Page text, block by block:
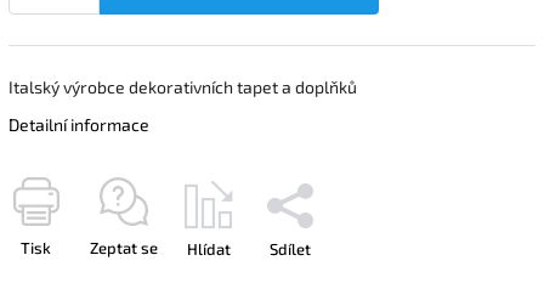
Italský výrobce dekorativních tapet a doplňků
Detailní informace
Tisk Zeptat se Hlídat Sdílet